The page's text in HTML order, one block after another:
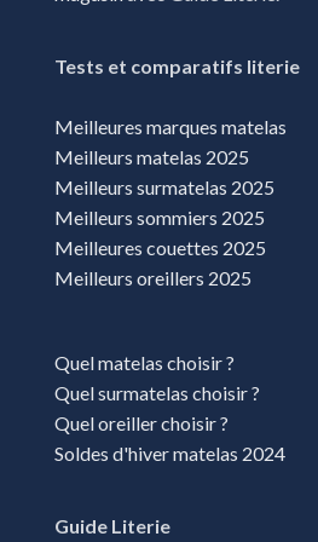
Tests et comparatifs literie
Meilleures marques matelas
Meilleurs matelas 2025
Meilleurs surmatelas 2025
Meilleurs sommiers 2025
Meilleures couettes 2025
Meilleurs oreillers 2025
Quel matelas choisir ?
Quel surmatelas choisir ?
Quel oreiller choisir ?
Soldes d'hiver matelas 2024
Guide Literie